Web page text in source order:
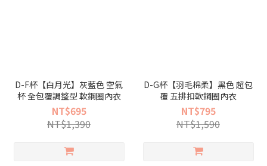
D-F杯【白月光】灰藍色 空氣
杯 全包覆調整型 軟鋼圈內衣
NT$695
NT$1,390
D-G杯【羽毛棉柔】黑色 超包
覆 五排扣軟鋼圈內衣
NT$795
NT$1,590